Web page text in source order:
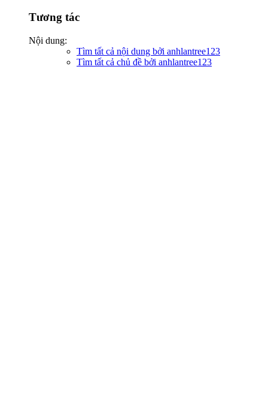
Tương tác
Nội dung:
Tìm tất cả nội dung bởi anhlantree123
Tìm tất cả chủ đề bởi anhlantree123